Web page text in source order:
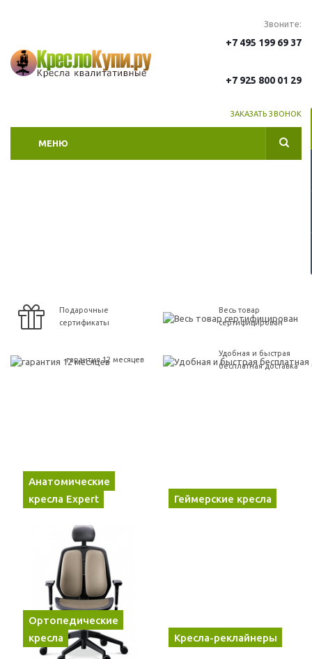
Звоните:
+7 495 199 69 37
+7 925 800 01 29
ЗАКАЗАТЬ ЗВОНОК
МЕНЮ
Подарочные
сертификаты
Весь товар
сертифицирован
гарантия 12 месяцев
Удобная и быстрая
бесплатная доставка
Анатомические
кресла Expert
Геймерские кресла
Ортопедические
кресла
Кресла-реклайнеры